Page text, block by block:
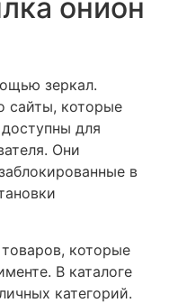
онион
зеркал.
сайты, которые
для
Они
в
которые
В каталоге
категорий.